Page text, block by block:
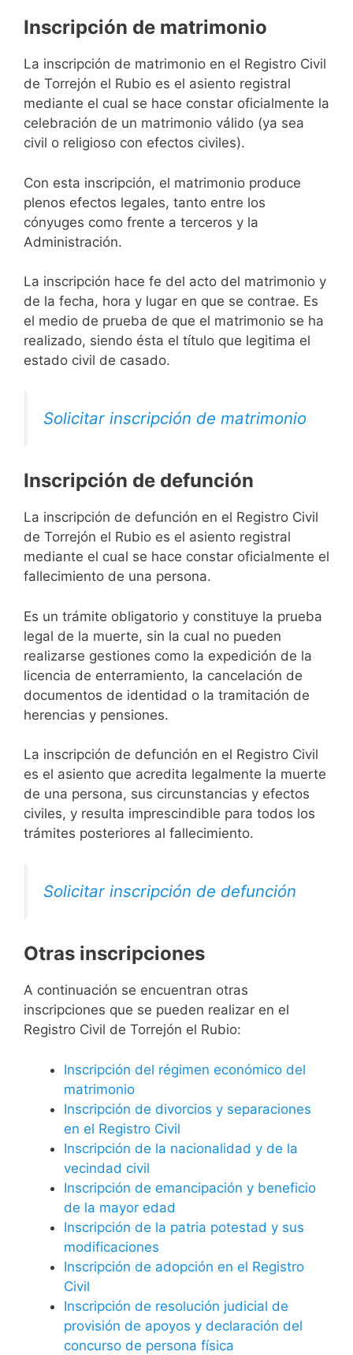
Inscripción de matrimonio
La inscripción de matrimonio en el Registro Civil
de Torrejón el Rubio es el asiento registral
mediante el cual se hace constar oficialmente la
celebración de un matrimonio válido (ya sea
civil o religioso con efectos civiles).
Con esta inscripción, el matrimonio produce
plenos efectos legales, tanto entre los
cónyuges como frente a terceros y la
Administración.
La inscripción hace fe del acto del matrimonio y
de la fecha, hora y lugar en que se contrae. Es
el medio de prueba de que el matrimonio se ha
realizado, siendo ésta el título que legitima el
estado civil de casado.
Solicitar inscripción de matrimonio
Inscripción de defunción
La inscripción de defunción en el Registro Civil
de Torrejón el Rubio es el asiento registral
mediante el cual se hace constar oficialmente el
fallecimiento de una persona.
Es un trámite obligatorio y constituye la prueba
legal de la muerte, sin la cual no pueden
realizarse gestiones como la expedición de la
licencia de enterramiento, la cancelación de
documentos de identidad o la tramitación de
herencias y pensiones.
La inscripción de defunción en el Registro Civil
es el asiento que acredita legalmente la muerte
de una persona, sus circunstancias y efectos
civiles, y resulta imprescindible para todos los
trámites posteriores al fallecimiento.
Solicitar inscripción de defunción
Otras inscripciones
A continuación se encuentran otras
inscripciones que se pueden realizar en el
Registro Civil de Torrejón el Rubio:
Inscripción del régimen económico del
matrimonio
Inscripción de divorcios y separaciones
en el Registro Civil
Inscripción de la nacionalidad y de la
vecindad civil
Inscripción de emancipación y beneficio
de la mayor edad
Inscripción de la patria potestad y sus
modificaciones
Inscripción de adopción en el Registro
Civil
Inscripción de resolución judicial de
provisión de apoyos y declaración del
concurso de persona física